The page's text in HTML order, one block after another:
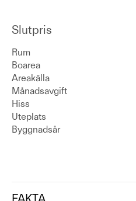
Slutpris
Rum
Boarea
Areakälla
Månadsavgift
Hiss
Uteplats
Byggnadsår